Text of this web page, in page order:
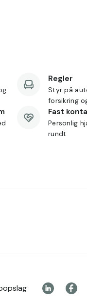
Regler
Styr på
forsikring
Fast
Personlig
rundt